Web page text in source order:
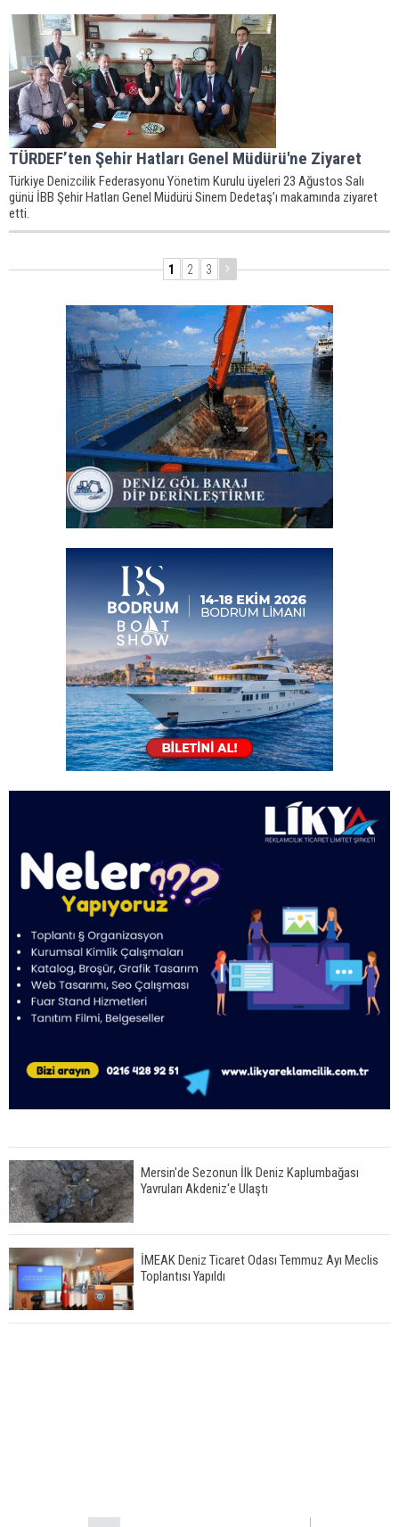
TÜRDEF’ten Şehir Hatları Genel Müdürü'ne Ziyaret
Türkiye Denizcilik Federasyonu Yönetim Kurulu üyeleri 23 Ağustos Salı
günü İBB Şehir Hatları Genel Müdürü Sinem Dedetaş’ı makamında ziyaret
etti.
1 2 3
Mersin'de Sezonun İlk Deniz Kaplumbağası
Yavruları Akdeniz'e Ulaştı
İMEAK Deniz Ticaret Odası Temmuz Ayı Meclis
Toplantısı Yapıldı